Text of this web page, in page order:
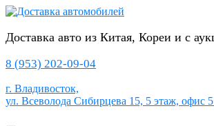
Перейти
содержимому
Доставка авто из Китая, Кореи и с
8 (953) 202-09-04
г. Владивосток,
ул. Всеволода Сибирцева 15, 5 этаж, офис